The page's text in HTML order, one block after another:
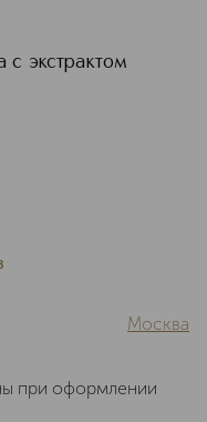
с экстрактом
Москва
при оформлении